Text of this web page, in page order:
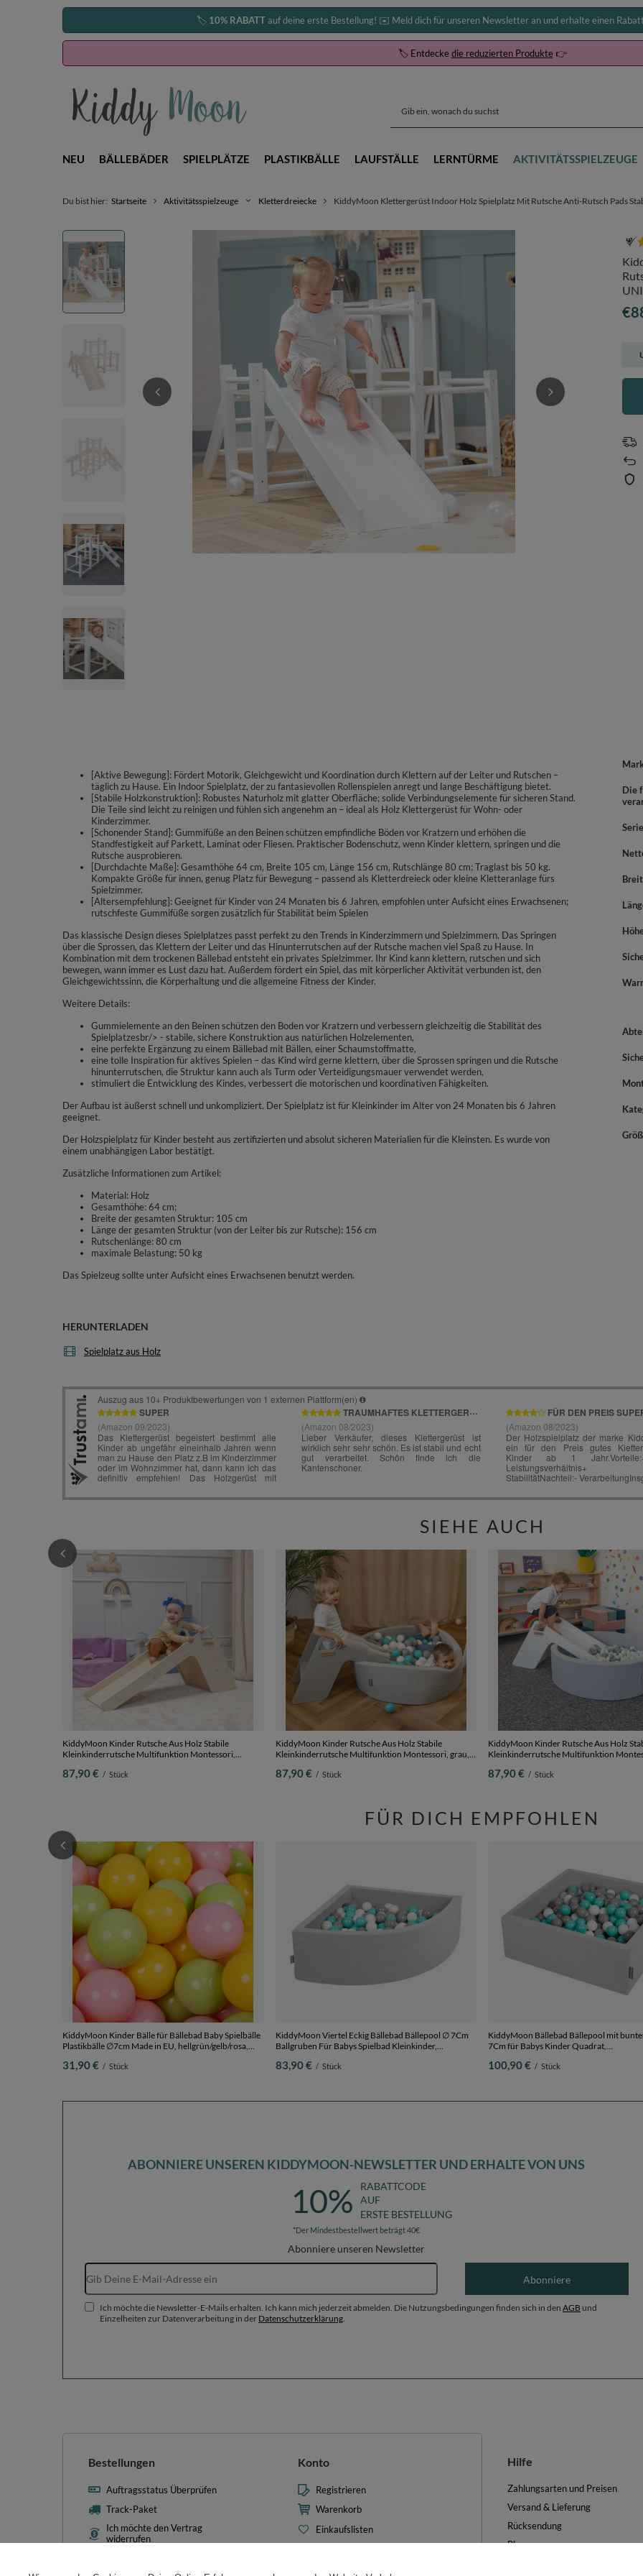
🏷️ 10% RABATTauf deine erste Bestellung! ✉️ Meld dich für unseren Newsletter an und erhalte einen
🏷️ Entdeckedie reduzierten Produkte👉
NEU BÄLLEBÄDER SPIELPLÄTZE PLASTIKBÄLLE LAUFSTÄLLE LERNTÜRME AKTIVITÄTSSPIELZEUGE
Du bist hier: Startseite Aktivitätsspielzeuge Kletterdreiecke KiddyMoon Klettergerüst Indoor Holz Spielplatz Mit Rutsche Anti-Rutsch Pads
UNI
[Aktive Bewegung]: Fördert Motorik, Gleichgewicht und Koordination durch Klettern auf der Leiter und Rutschen –
täglich zu Hause. Ein Indoor Spielplatz, der zu fantasievollen Rollenspielen anregt und lange Beschäftigung bietet.
[Stabile Holzkonstruktion]: Robustes Naturholz mit glatter Oberfläche; solide Verbindungselemente für sicheren Stand.
Die Teile sind leicht zu reinigen und fühlen sich angenehm an – ideal als Holz Klettergerüst für Wohn- oder
Kinderzimmer.
[Schonender Stand]: Gummifüße an den Beinen schützen empfindliche Böden vor Kratzern und erhöhen die
Standfestigkeit auf Parkett, Laminat oder Fliesen. Praktischer Bodenschutz, wenn Kinder klettern, springen und die
Rutsche ausprobieren.
[Durchdachte Maße]: Gesamthöhe 64 cm, Breite 105 cm, Länge 156 cm, Rutschlänge 80 cm; Traglast bis 50 kg.
Kompakte Größe für innen, genug Platz für Bewegung – passend als Kletterdreieck oder kleine Kletteranlage fürs
Spielzimmer.
[Altersempfehlung]: Geeignet für Kinder von 24 Monaten bis 6 Jahren, empfohlen unter Aufsicht eines Erwachsenen;
rutschfeste Gummifüße sorgen zusätzlich für Stabilität beim Spielen
Das klassische Design dieses Spielplatzes passt perfekt zu den Trends in Kinderzimmern und Spielzimmern. Das Springen
über die Sprossen, das Klettern der Leiter und das Hinunterrutschen auf der Rutsche machen viel Spaß zu Hause. In
Kombination mit dem trockenen Bällebad entsteht ein privates Spielzimmer. Ihr Kind kann klettern, rutschen und sich
bewegen, wann immer es Lust dazu hat. Außerdem fördert ein Spiel, das mit körperlicher Aktivität verbunden ist, den
Gleichgewichtssinn, die Körperhaltung und die allgemeine Fitness der Kinder.
Weitere Details:
Gummielemente an den Beinen schützen den Boden vor Kratzern und verbessern gleichzeitig die Stabilität des
Spielplatzesbr/> - stabile, sichere Konstruktion aus natürlichen Holzelementen,
eine perfekte Ergänzung zu einem Bällebad mit Bällen, einer Schaumstoffmatte,
eine tolle Inspiration für aktives Spielen – das Kind wird gerne klettern, über die Sprossen springen und die Rutsche
hinunterrutschen, die Struktur kann auch als Turm oder Verteidigungsmauer verwendet werden,
stimuliert die Entwicklung des Kindes, verbessert die motorischen und koordinativen Fähigkeiten.
Der Aufbau ist äußerst schnell und unkompliziert. Der Spielplatz ist für Kleinkinder im Alter von 24 Monaten bis 6 Jahren
geeignet.
Der Holzspielplatz für Kinder besteht aus zertifizierten und absolut sicheren Materialien für die Kleinsten. Es wurde von
einem unabhängigen Labor bestätigt.
Zusätzliche Informationen zum Artikel:
Material: Holz
Gesamthöhe: 64 cm;
Breite der gesamten Struktur: 105 cm
Länge der gesamten Struktur (von der Leiter bis zur Rutsche): 156 cm
Rutschenlänge: 80 cm
maximale Belastung: 50 kg
Das Spielzeug sollte unter Aufsicht eines Erwachsenen benutzt werden.
Die
Serie
HERUNTERLADEN
Spielplatz aus Holz
SIEHE AUCH
KiddyMoon Kinder Rutsche Aus Holz Stabile
Kleinkinderrutsche Multifunktion Montessori,
87,90 € / Stück
KiddyMoon Kinder Rutsche Aus Holz Stabile
Kleinkinderrutsche Multifunktion Montessori, grau,
87,90 € / Stück
KiddyMoon Kinder Rutsche Aus Holz
Kleinkinderrutsche Multifunktion
87,90 € / Stück
FÜR DICH EMPFOHLEN
KiddyMoon Kinder Bälle für Bällebad Baby Spielbälle
Plastikbälle ∅7cm Made in EU, hellgrün/gelb/rosa,
31,90 € / Stück
KiddyMoon Viertel Eckig Bällebad Bällepool ∅ 7Cm
Ballgruben Für Babys Spielbad Kleinkinder,
90 x 30 cm 200 Bälle
83,90 € / Stück
KiddyMoon Bällebad Bällepool mit
7Cm für Babys Kinder Quadrat,
100,90 € / Stück
ABONNIERE UNSEREN KIDDYMOON-NEWSLETTER UND ERHALTE VON UNS
10%
RABATTCODE
AUF
ERSTE BESTELLUNG
*Der Mindestbestellwert beträgt 40€
Abonniere unseren Newsletter
E-Mail-Adresse
Abonniere
Ich möchte die Newsletter-E-Mails erhalten. Ich kann mich jederzeit abmelden. Die Nutzungsbedingungen finden sich in den AGB und
Einzelheiten zur Datenverarbeitung in der Datenschutzerklärung
Bestellungen
Auftragsstatus Überprüfen
Track-Paket
Ich möchte den Vertrag
widerrufen
Konto
Registrieren
Warenkorb
Einkaufslisten
Hilfe
Zahlungsarten und Preisen
Versand & Lieferung
Rücksendung
Blog